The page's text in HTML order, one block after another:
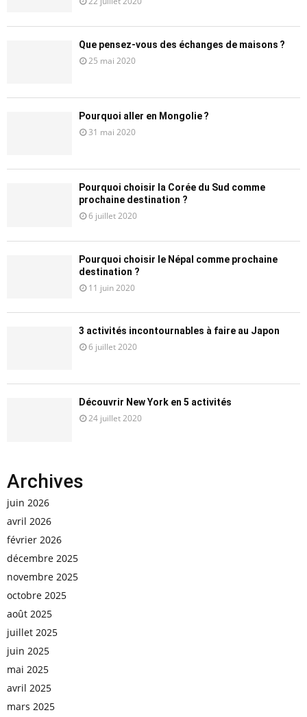
Que pensez-vous des échanges de maisons ?
25 mai 2020
Pourquoi aller en Mongolie ?
31 mai 2020
Pourquoi choisir la Corée du Sud comme
prochaine destination ?
6 juillet 2020
Pourquoi choisir le Népal comme prochaine
destination ?
11 juin 2020
3 activités incontournables à faire au Japon
6 juillet 2020
Découvrir New York en 5 activités
24 juillet 2020
Archives
juin 2026
avril 2026
février 2026
décembre 2025
novembre 2025
octobre 2025
août 2025
juillet 2025
juin 2025
mai 2025
avril 2025
mars 2025